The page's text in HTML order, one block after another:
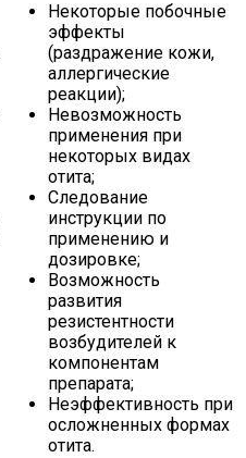
Некоторые побочные
эффекты
(раздражение кожи,
аллергические
реакции);
Невозможность
применения при
некоторых видах
отита;
Следование
инструкции по
применению и
дозировке;
Возможность
развития
резистентности
возбудителей к
компонентам
препарата;
Неэффективность при
осложненных формах
отита.